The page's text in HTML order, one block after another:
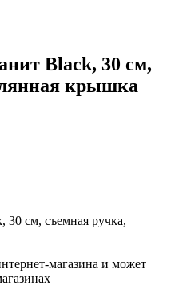
Black, 30 см,
крышка
30 см, съемная ручка,
магазина и может